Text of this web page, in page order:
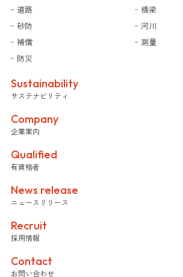
道路
橋梁
砂防
河川
補償
測量
防災
Sustainability
サステナビリティ
Company
企業案内
Qualified
有資格者
News release
ニュースリリース
Recruit
採用情報
Contact
お問い合わせ